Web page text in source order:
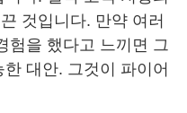
것입니다. 만약 여러
험을 했다고 느끼면 그
대안. 그것이 파이어